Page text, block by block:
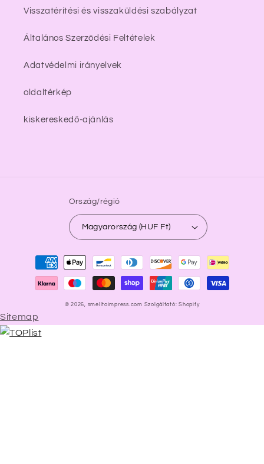
Visszatérítési és visszaküldési szabályzat
Általános Szerződési Feltételek
Adatvédelmi irányelvek
oldaltérkép
kiskereskedő-ajánlás
Ország/régió
Magyarország (HUF Ft)
Fizetési
módok
© 2026, smelltoimpress.com Szolgáltató: Shopify
Sitemap